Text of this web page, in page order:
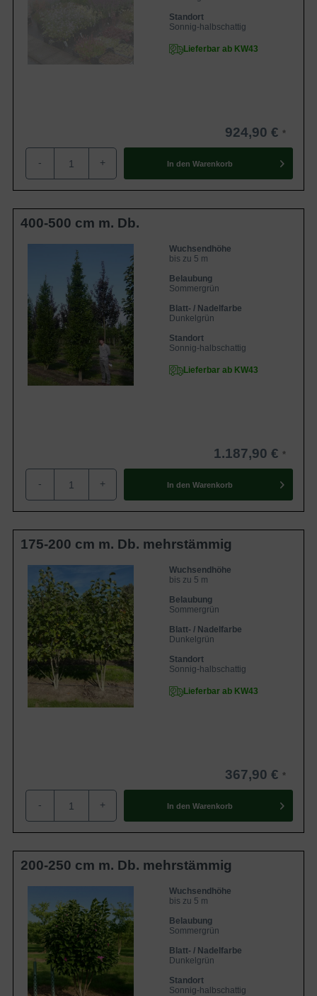
Standort
Sonnig-halbschattig
Lieferbar ab KW43
924,90 €
- + In den Warenkorb
400-500 cm m. Db.
Wuchsendhöhe
bis zu 5 m
Belaubung
Sommergrün
Blatt- / Nadelfarbe
Dunkelgrün
Standort
Sonnig-halbschattig
Lieferbar ab KW43
1.187,90 €
- + In den Warenkorb
175-200 cm m. Db. mehrstämmig
Wuchsendhöhe
bis zu 5 m
Belaubung
Sommergrün
Blatt- / Nadelfarbe
Dunkelgrün
Standort
Sonnig-halbschattig
Lieferbar ab KW43
367,90 €
- + In den Warenkorb
200-250 cm m. Db. mehrstämmig
Wuchsendhöhe
bis zu 5 m
Belaubung
Sommergrün
Blatt- / Nadelfarbe
Dunkelgrün
Standort
Sonnig-halbschattig